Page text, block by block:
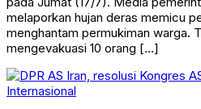
melaporkan hujan deras memicu
menghantam permukiman warga.
mengevakuasi 10 orang […]
Internasional